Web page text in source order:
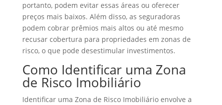
portanto, podem evitar essas áreas ou oferecer
preços mais baixos. Além disso, as seguradoras
podem cobrar prêmios mais altos ou até mesmo
recusar cobertura para propriedades em zonas de
risco, o que pode desestimular investimentos.
Como Identificar uma Zona
de Risco Imobiliário
Identificar uma Zona de Risco Imobiliário envolve a